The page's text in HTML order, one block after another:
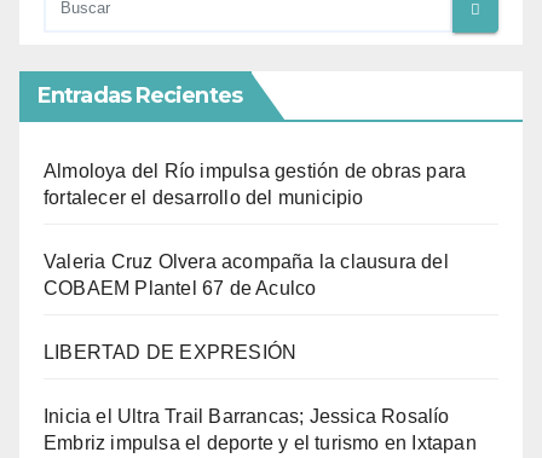
Entradas Recientes
Almoloya del Río impulsa gestión de obras para
fortalecer el desarrollo del municipio
Valeria Cruz Olvera acompaña la clausura del
COBAEM Plantel 67 de Aculco
LIBERTAD DE EXPRESIÓN
Inicia el Ultra Trail Barrancas; Jessica Rosalío
Embriz impulsa el deporte y el turismo en Ixtapan